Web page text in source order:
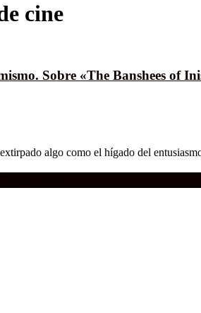
cine
Sobre «The Banshees of
algo como el hígado del